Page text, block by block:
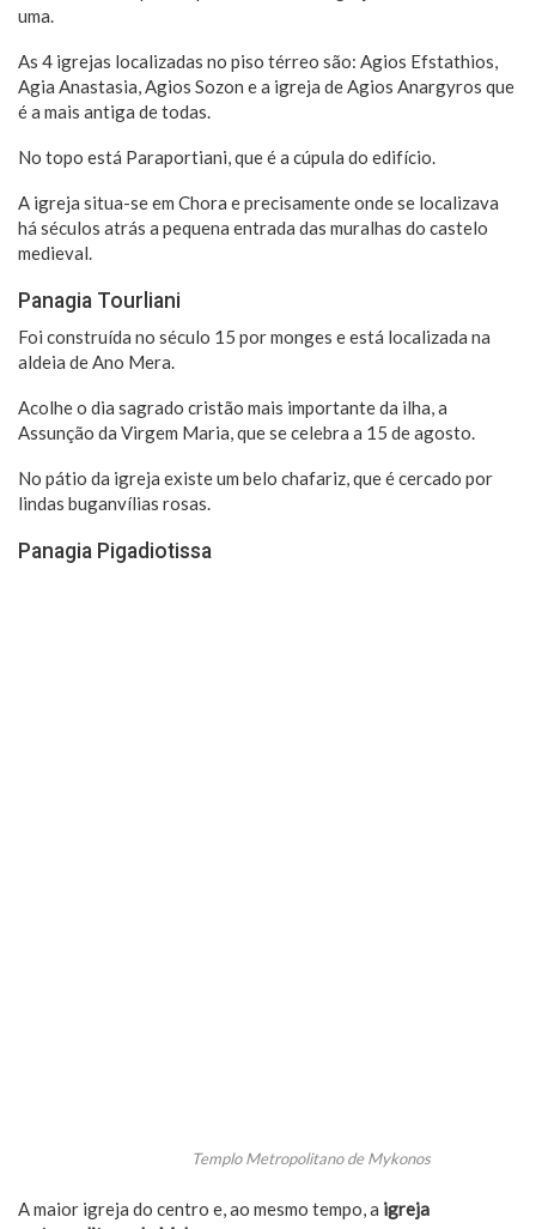
uma.
As 4 igrejas localizadas no piso térreo são: Agios Efstathios,
Agia Anastasia, Agios Sozon e a igreja de Agios Anargyros que
é a mais antiga de todas.
No topo está Paraportiani, que é a cúpula do edifício.
A igreja situa-se em Chora e precisamente onde se localizava
há séculos atrás a pequena entrada das muralhas do castelo
medieval.
Panagia Tourliani
Foi construída no século 15 por monges e está localizada na
aldeia de Ano Mera.
Acolhe o dia sagrado cristão mais importante da ilha, a
Assunção da Virgem Maria, que se celebra a 15 de agosto.
No pátio da igreja existe um belo chafariz, que é cercado por
lindas buganvílias rosas.
Panagia Pigadiotissa
Templo Metropolitano de Mykonos
A maior igreja do centro e, ao mesmo tempo, a igreja